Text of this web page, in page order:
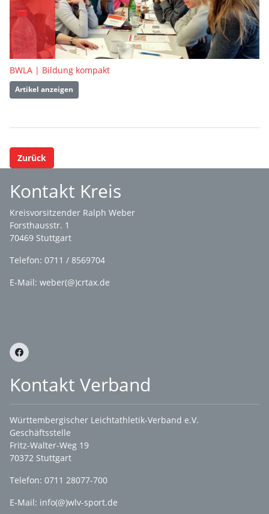
BWLA | Bildung kompakt
Artikel anzeigen
Zurück
Kontakt Kreis
Kreisvorsitzender Ralph Weber
Forsthausstr. 1
70469 Stuttgart
Telefon: 0711 / 8569704
E-Mail: weber(@)crtax.de
Kontakt Verband
Württembergischer Leichtathletik-Verband e.V.
Geschäftsstelle
Fritz-Walter-Weg 19
70372 Stuttgart
Telefon: 0711 28077-700
E-Mail: info(@)wlv-sport.de